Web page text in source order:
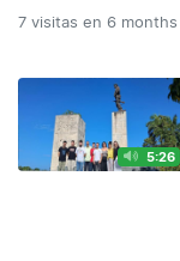
7 visitas en 6 months
5:26